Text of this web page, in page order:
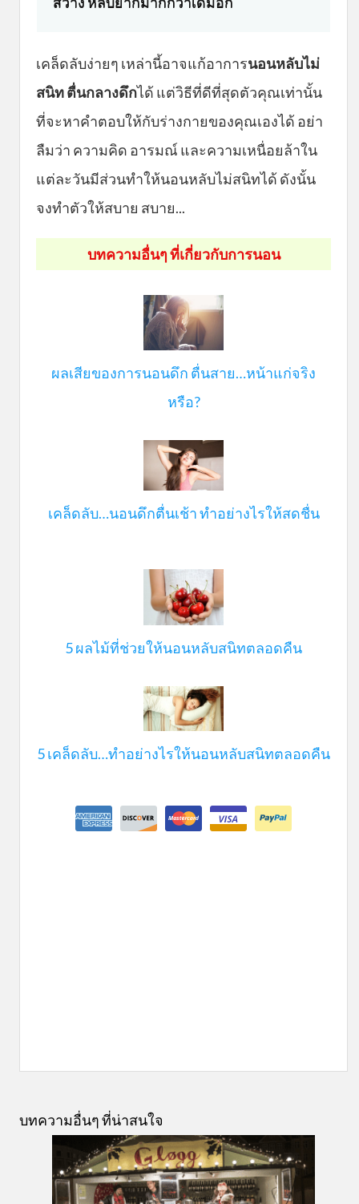
เคล็ดลับง่ายๆ เหล่านี้อาจแก้อาการนอนหลับไม่
สนิท ตื่นกลางดึกได้ แต่วิธีที่ดีที่สุดตัวคุณเท่านั้น
ที่จะหาคำตอบให้กับร่างกายของคุณเองได้ อย่า
ลืมว่า ความคิด อารมณ์ และความเหนื่อยล้าใน
แต่ละวันมีส่วนทำให้นอนหลับไม่สนิทได้ ดังนั้น
จงทำตัวให้สบาย สบาย...
บทความอื่นๆ ที่เกี่ยวกับการนอน
ผลเสียของการนอนดึก ตื่นสาย…หน้าแก่จริง
หรือ?
เคล็ดลับ…นอนดึกตื่นเช้า ทําอย่างไรให้สดชื่น
5 ผลไม้ที่ช่วยให้นอนหลับสนิทตลอดคืน
5 เคล็ดลับ…ทำอย่างไรให้นอนหลับสนิทตลอดคืน
บทความอื่นๆ ที่น่าสนใจ